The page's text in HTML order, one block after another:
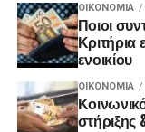
ΟΙΚΟΝΟΜΊΑ
Ποιοι
Κριτήρια
ενοικίου
ΟΙΚΟΝΟΜΊΑ
στήριξης